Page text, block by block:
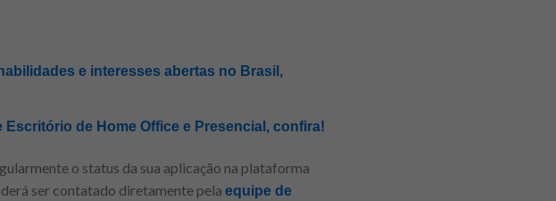
e interesses abertas no Brasil,
de Home Office e Presencial, confira!
o status da sua aplicação na plataforma
ser contatado diretamente pela equipe de